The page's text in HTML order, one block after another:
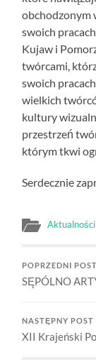
obchodzonym
swoich
Kujaw i
twórcami,
swoich
wielkich
kultury
przestrzeń
którym tkwi
Serdecznie
Aktualności
POPRZEDNI POST
SĘPÓLNO
NASTĘPNY POST
XII Krajeński